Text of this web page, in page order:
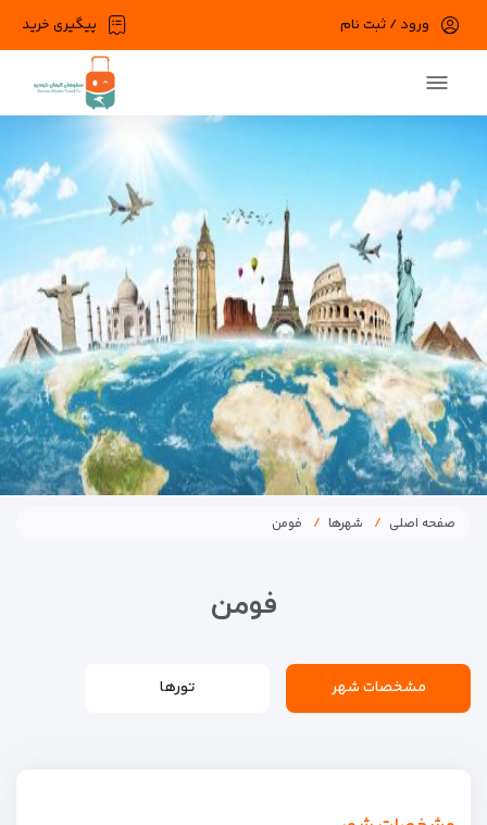
پیگیری خرید ورود / ثبت نام
صفحه اصلی شهرها فومن
فومن
مشخصات شهر تورها